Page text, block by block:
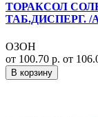
ТОРАКСОЛ
ТАБ.ДИСПЕРГ. /
ОЗОН
от 100.70 р. от
В корзину